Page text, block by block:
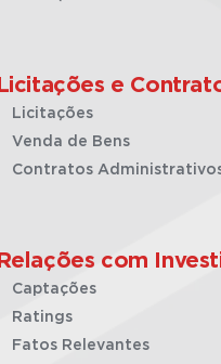
Licitações e
Licitações
Venda de Bens
Contratos
Relações com
Captações
Ratings
Fatos Relevantes